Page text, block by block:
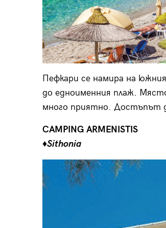
Пефкари се намира на
до едноименния плаж.
много приятно. Достъпът
CAMPING ARMENISTIS
♦Sithonia